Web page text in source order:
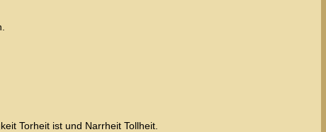
Torheit ist und Narrheit Tollheit.